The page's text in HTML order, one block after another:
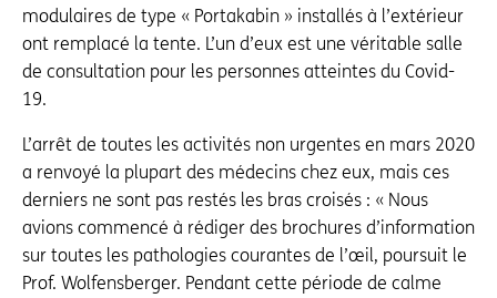
modulaires de type « Portakabin » installés à l’extérieur
ont remplacé la tente. L’un d’eux est une véritable salle
de consultation pour les personnes atteintes du Covid-
19.
L’arrêt de toutes les activités non urgentes en mars 2020
a renvoyé la plupart des médecins chez eux, mais ces
derniers ne sont pas restés les bras croisés : « Nous
avions commencé à rédiger des brochures d’information
sur toutes les pathologies courantes de l’œil, poursuit le
Prof. Wolfensberger. Pendant cette période de calme